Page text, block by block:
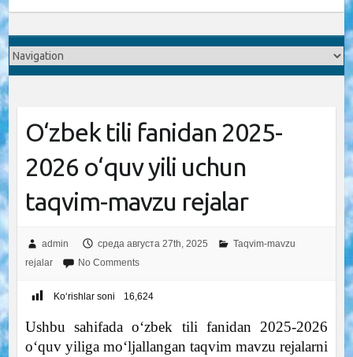
O‘zbek tili fanidan 2025-
2026 o‘quv yili uchun
taqvim-mavzu rejalar
admin среда августа 27th, 2025
Taqvim-mavzu
rejalar
No Comments
Ko‘rishlar soni 16,624
Ushbu sahifada o‘zbek tili fanidan 2025-2026
o‘quv yiliga mo‘ljallangan taqvim mavzu rejalarni